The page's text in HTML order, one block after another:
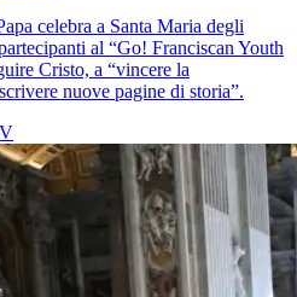
celebra a Santa Maria degli
al “Go! Franciscan Youth
Cristo, a “vincere la
nuove pagine di storia”.